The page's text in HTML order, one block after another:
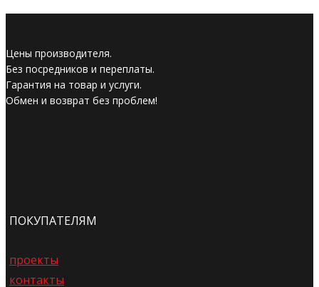
Цены производителя.
Без посредников и переплаты.
Гарантия на товар и услуги.
Обмен и возврат без проблем!
ПОКУПАТЕЛЯМ
проекты
контакты